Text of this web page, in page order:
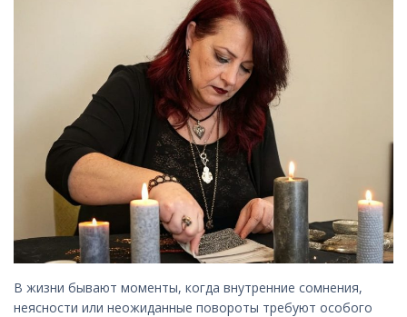
В жизни бывают моменты, когда внутренние сомнения,
неясности или неожиданные повороты требуют особого